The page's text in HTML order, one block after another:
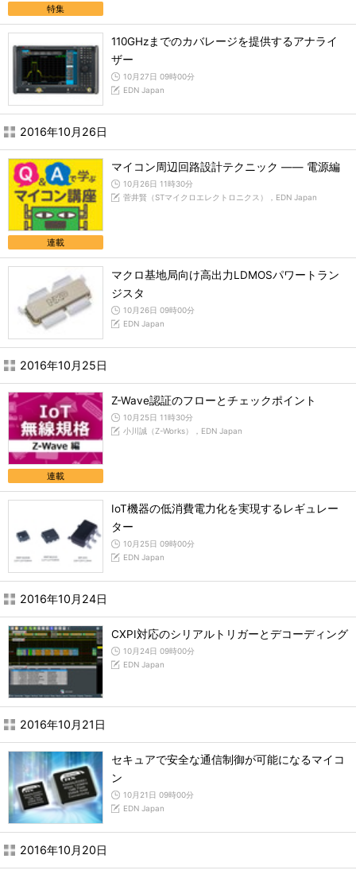
特集
110GHzまでのカバレージを提供するアナライ
ザー
10月27日 09時00分
EDN Japan
2016年10月26日
連載
マイコン周辺回路設計テクニック ―― 電源編
10月26日 11時30分
菅井賢（STマイクロエレクトロニクス），EDN Japan
マクロ基地局向け高出力LDMOSパワートラン
ジスタ
10月26日 09時00分
EDN Japan
2016年10月25日
連載
Z-Wave認証のフローとチェックポイント
10月25日 11時30分
小川誠（Z-Works），EDN Japan
IoT機器の低消費電力化を実現するレギュレー
ター
10月25日 09時00分
EDN Japan
2016年10月24日
CXPI対応のシリアルトリガーとデコーディング
10月24日 09時00分
EDN Japan
2016年10月21日
セキュアで安全な通信制御が可能になるマイコ
ン
10月21日 09時00分
EDN Japan
2016年10月20日